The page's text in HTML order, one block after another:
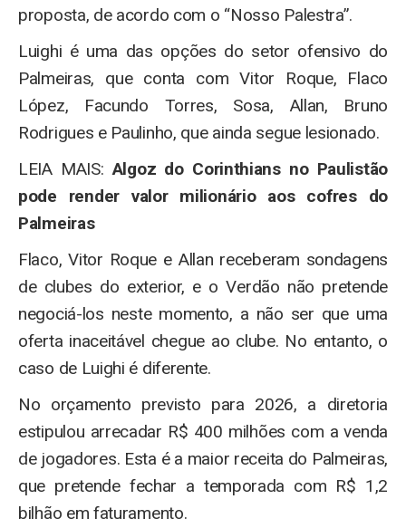
proposta, de acordo com o “Nosso Palestra”.
Luighi é uma das opções do setor ofensivo do
Palmeiras, que conta com Vitor Roque, Flaco
López, Facundo Torres, Sosa, Allan, Bruno
Rodrigues e Paulinho, que ainda segue lesionado.
LEIA MAIS:Algoz do Corinthians no Paulistão
pode render valor milionário aos cofres do
Palmeiras
Flaco, Vitor Roque e Allan receberam sondagens
de clubes do exterior, e o Verdão não pretende
negociá-los neste momento, a não ser que uma
oferta inaceitável chegue ao clube. No entanto, o
caso de Luighi é diferente.
No orçamento previsto para 2026, a diretoria
estipulou arrecadar R$ 400 milhões com a venda
de jogadores. Esta é a maior receita do Palmeiras,
que pretende fechar a temporada com R$ 1,2
bilhão em faturamento.